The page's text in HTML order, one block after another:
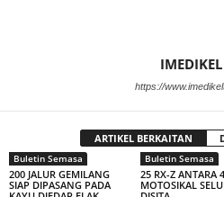
https://
ARTIKEL BERKAITAN
Buletin Semasa
200 JALUR GEMILANG
SIAP DIPASANG PADA
Buletin Semasa
25 RX-Z ANTARA
MOTOSIKAL